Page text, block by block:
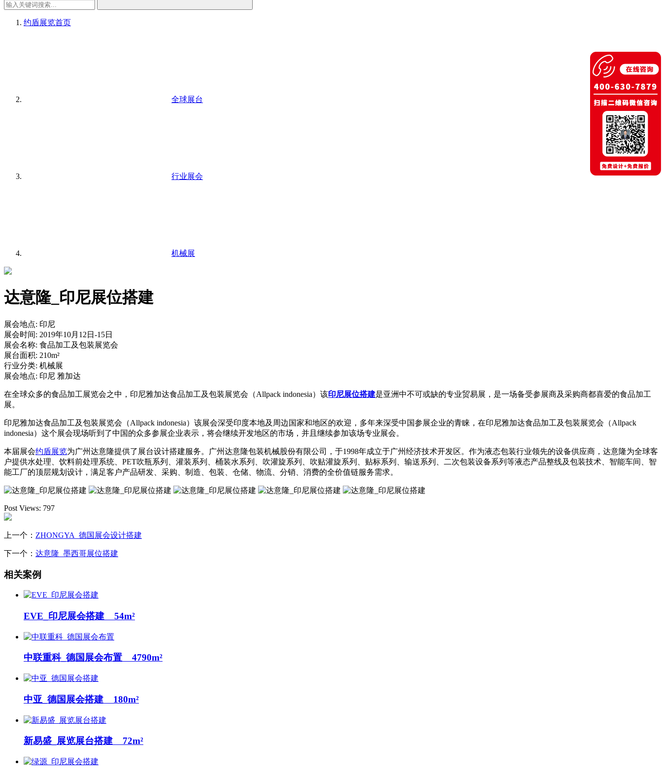
约盾展览首页
全球展台
行业展会
机械展
达意隆_印尼展位搭建
展会地点: 印尼
展会时间: 2019年10月12日-15日
展会名称: 食品加工及包装展览会
展台面积: 210m²
行业分类: 机械展
展会地点: 印尼 雅加达
在全球众多的食品加工展览会之中，印尼雅加达食品加工及包装展览会（Allpack indonesia）该印尼展位搭建是亚洲中不可或缺的专业贸易展，是一场备受参展商及采购商都喜爱的食品加工
展。
印尼雅加达食品加工及包装展览会（Allpack indonesia）该展会深受印度本地及周边国家和地区的欢迎，多年来深受中国参展企业的青睐，在印尼雅加达食品加工及包装展览会（Allpack
indonesia）这个展会现场听到了中国的众多参展企业表示，将会继续开发地区的市场，并且继续参加该场专业展会。
本届展会约盾展览为广州达意隆提供了展台设计搭建服务。广州达意隆包装机械股份有限公司，于1998年成立于广州经济技术开发区。作为液态包装行业领先的设备供应商，达意隆为全球客
户提供水处理、饮料前处理系统、PET吹瓶系列、灌装系列、桶装水系列、吹灌旋系列、吹贴灌旋系列、贴标系列、输送系列、二次包装设备系列等液态产品整线及包装技术、智能车间、智
能工厂的顶层规划设计，满足客户产品研发、采购、制造、包装、仓储、物流、分销、消费的全价值链服务需求。
Post Views: 797
上一个： ZHONGYA_德国展会设计搭建
下一个： 达意隆_墨西哥展位搭建
相关案例
EVE_印尼展会搭建 54m²
中联重科_德国展会布置 4790m²
中亚_德国展会搭建 180m²
新易盛_展览展台搭建 72m²